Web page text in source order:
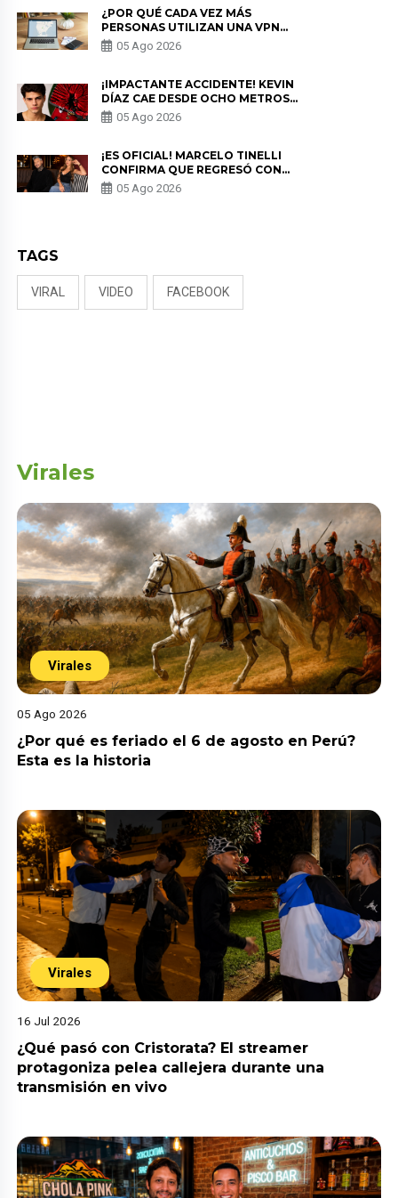
¿POR QUÉ CADA VEZ MÁS
PERSONAS UTILIZAN UNA VPN
PARA PROTEGER SU
PRIVACIDAD?
05 Ago 2026
¡IMPACTANTE ACCIDENTE! KEVIN
DÍAZ CAE DESDE OCHO METROS
EN “ESTO ES GUERRA” Y GENERA
PREOCUPACIÓN
05 Ago 2026
¡ES OFICIAL! MARCELO TINELLI
CONFIRMA QUE REGRESÓ CON
MILETT FIGUEROA: “EL AMOR
PUDO MÁS”
05 Ago 2026
TAGS
VIRAL VIDEO FACEBOOK
Virales
Virales
05 Ago 2026
¿Por qué es feriado el 6 de agosto en Perú?
Esta es la historia
Virales
16 Jul 2026
¿Qué pasó con Cristorata? El streamer
protagoniza pelea callejera durante una
transmisión en vivo